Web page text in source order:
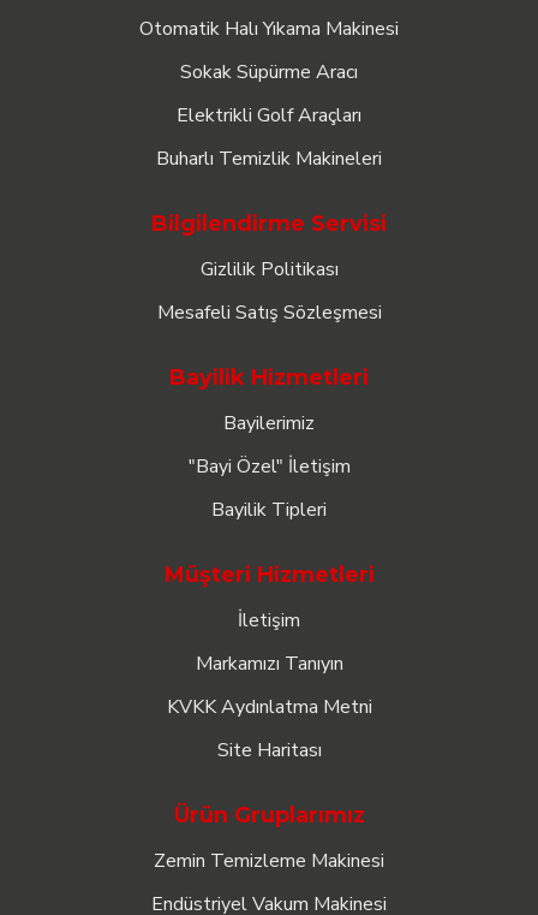
Otomatik Halı Yıkama Makinesi
Sokak Süpürme Aracı
Elektrikli Golf Araçları
Buharlı Temizlik Makineleri
Bilgilendirme Servisi
Gizlilik Politikası
Mesafeli Satış Sözleşmesi
Bayilik Hizmetleri
Bayilerimiz
"Bayi Özel" İletişim
Bayilik Tipleri
Müşteri Hizmetleri
İletişim
Markamızı Tanıyın
KVKK Aydınlatma Metni
Site Haritası
Ürün Gruplarımız
Zemin Temizleme Makinesi
Endüstriyel Vakum Makinesi